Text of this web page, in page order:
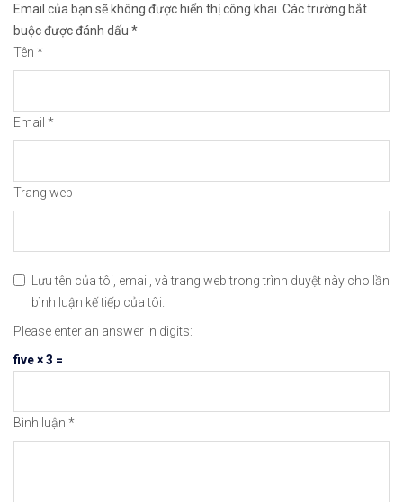
👉𝘔ở 𝘵à𝘪 𝘬𝘩𝘰ả𝘯 𝘵𝘳ê𝘯 𝘴à𝘯 𝘙𝘦𝘮𝘪𝘵𝘢𝘯𝘰 𝘯ổ𝘪 𝘵𝘪ế𝘯𝘨:
𝘟𝘦𝘮 𝘤𝘩𝘪 𝘵𝘪ế𝘵: https://chungkhoanforex.com/phan-
😘Cảm ơn bạn đã xem thông tin😘🍀🤗Chúc bạn
Email của bạn sẽ không được hiển thị công khai. Các trường bắt
buộc được đánh dấu *
Tên *
Email *
Trang web
Lưu tên của tôi, email, và trang web trong trình duyệt này cho lần
bình luận kế tiếp của tôi.
Please enter an answer in digits:
five × 3 =
Bình luận *